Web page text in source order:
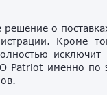
о
Кроме
Patriot именно